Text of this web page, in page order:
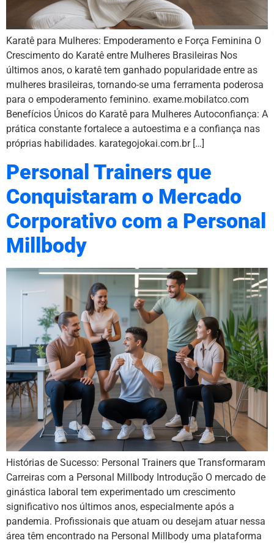
Karatê para Mulheres: Empoderamento e Força Feminina O
Crescimento do Karatê entre Mulheres Brasileiras Nos
últimos anos, o karatê tem ganhado popularidade entre as
mulheres brasileiras, tornando-se uma ferramenta poderosa
para o empoderamento feminino. exame.mobilatco.com
Benefícios Únicos do Karatê para Mulheres Autoconfiança: A
prática constante fortalece a autoestima e a confiança nas
próprias habilidades. karategojokai.com.br […]
Personal Trainers que
Conquistaram o Mercado
Corporativo com a Personal
Millbody
Histórias de Sucesso: Personal Trainers que Transformaram
Carreiras com a Personal Millbody Introdução O mercado de
ginástica laboral tem experimentado um crescimento
significativo nos últimos anos, especialmente após a
pandemia. Profissionais que atuam ou desejam atuar nessa
área têm encontrado na Personal Millbody uma plataforma